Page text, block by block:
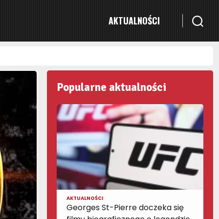
AKTUALNOŚCI
Popularne aktualności
AKTUALNOŚCI
Georges St-Pierre doczeka się